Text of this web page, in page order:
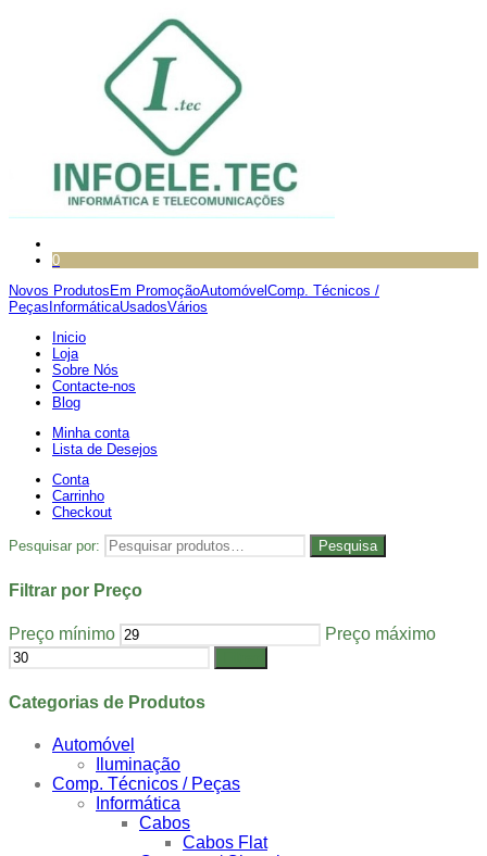
0
Novos Produtos Em PromoçãoAutomóvel Comp. Técnicos /
Peças InformáticaUsadosVários
Inicio
Loja
Sobre Nós
Contacte-nos
Blog
Minha conta
Lista de Desejos
Conta
Carrinho
Checkout
Pesquisar por: Pesquisa
Filtrar por Preço
Preço mínimo Preço máximo
Categorias de Produtos
Automóvel
Iluminação
Comp. Técnicos / Peças
Informática
Cabos
Cabos Flat